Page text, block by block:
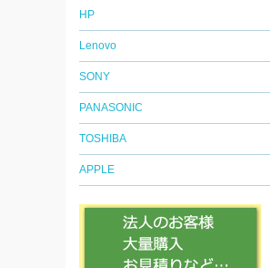
HP
Lenovo
SONY
PANASONIC
TOSHIBA
APPLE